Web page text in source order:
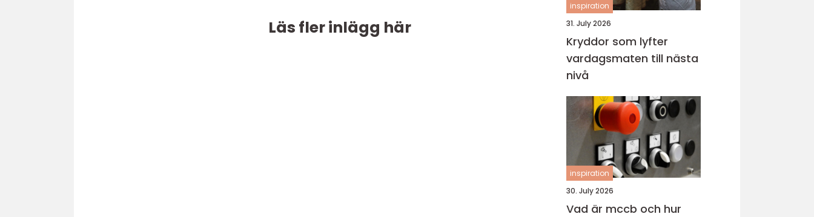
Läs fler inlägg här
inspiration
31. July 2026
Kryddor som lyfter
vardagsmaten till nästa
nivå
inspiration
30. July 2026
Vad är mccb och hur